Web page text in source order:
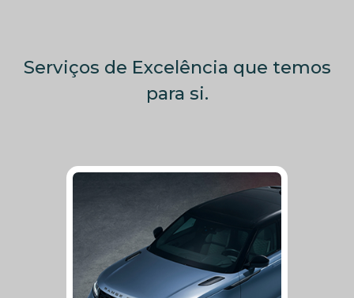
Serviços de Excelência que temos
para si.